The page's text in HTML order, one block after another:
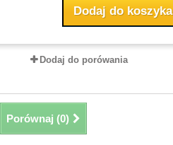
Dodaj do koszyka
Dodaj do porówania
Porównaj (0)